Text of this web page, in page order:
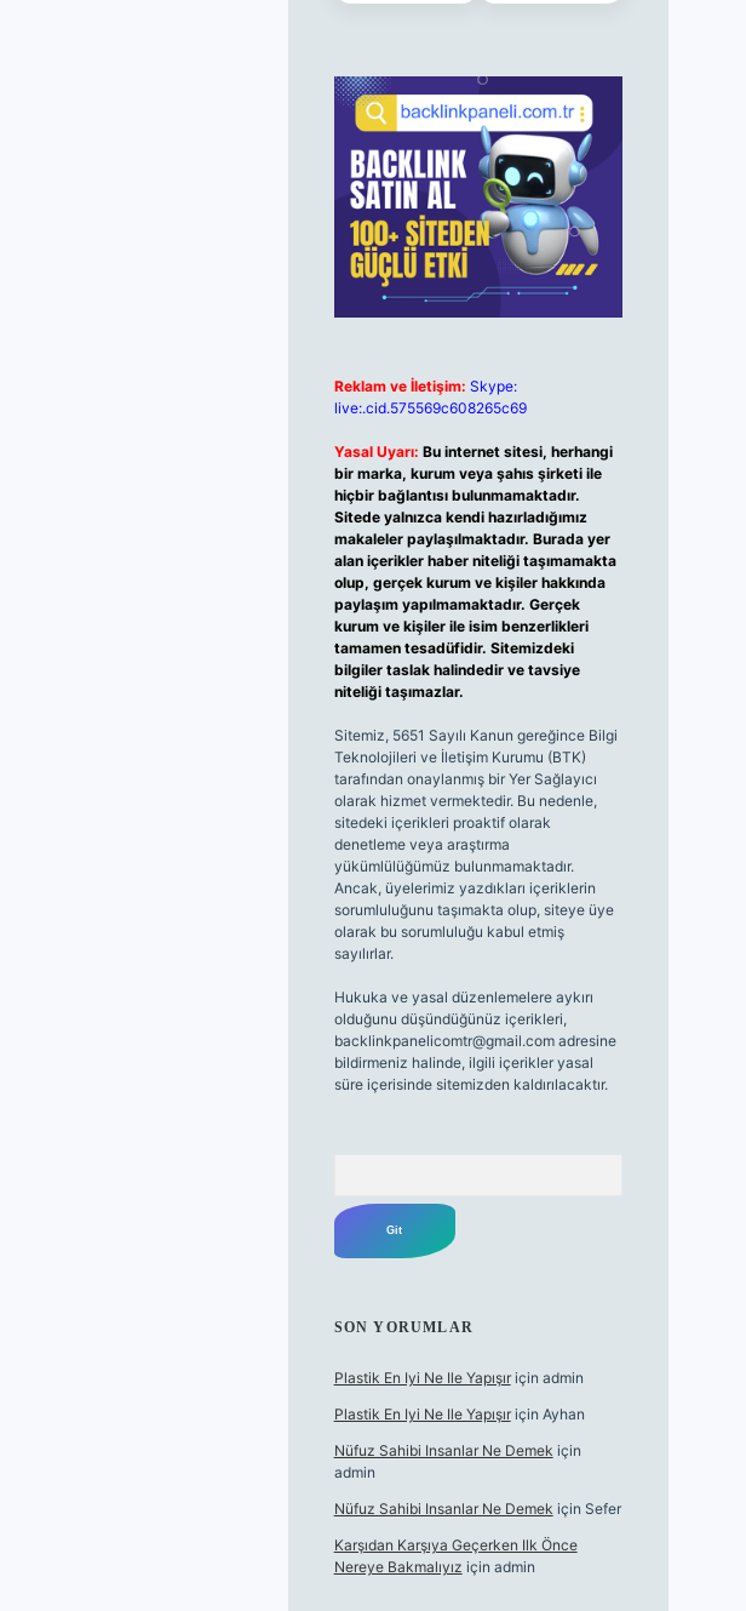
Reklam ve İletişim: Skype:
live:.cid.575569c608265c69
Yasal Uyarı: Bu internet sitesi, herhangi
bir marka, kurum veya şahıs şirketi ile
hiçbir bağlantısı bulunmamaktadır.
Sitede yalnızca kendi hazırladığımız
makaleler paylaşılmaktadır. Burada yer
alan içerikler haber niteliği taşımamakta
olup, gerçek kurum ve kişiler hakkında
paylaşım yapılmamaktadır. Gerçek
kurum ve kişiler ile isim benzerlikleri
tamamen tesadüfidir. Sitemizdeki
bilgiler taslak halindedir ve tavsiye
niteliği taşımazlar.
Sitemiz, 5651 Sayılı Kanun gereğince Bilgi
Teknolojileri ve İletişim Kurumu (BTK)
tarafından onaylanmış bir Yer Sağlayıcı
olarak hizmet vermektedir. Bu nedenle,
sitedeki içerikleri proaktif olarak
denetleme veya araştırma
yükümlülüğümüz bulunmamaktadır.
Ancak, üyelerimiz yazdıkları içeriklerin
sorumluluğunu taşımakta olup, siteye üye
olarak bu sorumluluğu kabul etmiş
sayılırlar.
Hukuka ve yasal düzenlemelere aykırı
olduğunu düşündüğünüz içerikleri,
backlinkpanelicomtr@gmail.comadresine
bildirmeniz halinde, ilgili içerikler yasal
süre içerisinde sitemizden kaldırılacaktır.
SON YORUMLAR
Plastik En Iyi Ne Ile Yapışıriçin admin
Plastik En Iyi Ne Ile Yapışıriçin Ayhan
Nüfuz Sahibi Insanlar Ne Demek için
admin
Nüfuz Sahibi Insanlar Ne Demek için Sefer
Karşıdan Karşıya Geçerken Ilk Önce
Nereye Bakmalıyız için admin